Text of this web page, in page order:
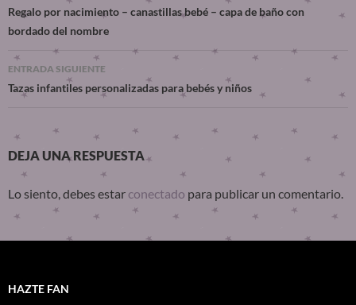
Regalo por nacimiento – canastillas bebé – capa de baño con
bordado del nombre
ENTRADA SIGUIENTE
Tazas infantiles personalizadas para bebés y niños
DEJA UNA RESPUESTA
Lo siento, debes estar conectado para publicar un comentario.
HAZTE FAN